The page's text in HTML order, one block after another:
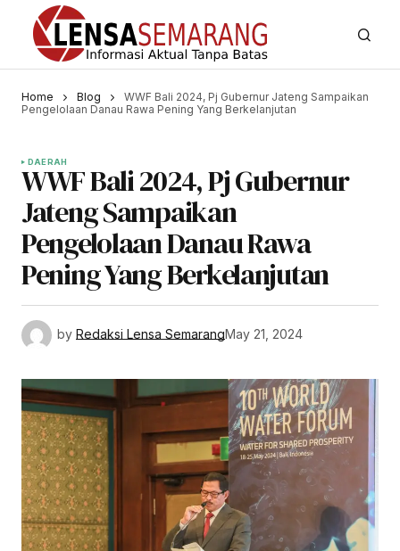
Home Blog
WWF Bali 2024, Pj Gubernur Jateng Sampaikan
Pengelolaan Danau Rawa Pening Yang Berkelanjutan
DAERAH
WWF Bali 2024, Pj Gubernur
Jateng Sampaikan
Pengelolaan Danau Rawa
Pening Yang Berkelanjutan
by Redaksi Lensa SemarangMay 21, 2024